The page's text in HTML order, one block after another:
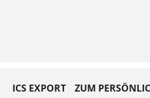
ICS EXPORT ZUM